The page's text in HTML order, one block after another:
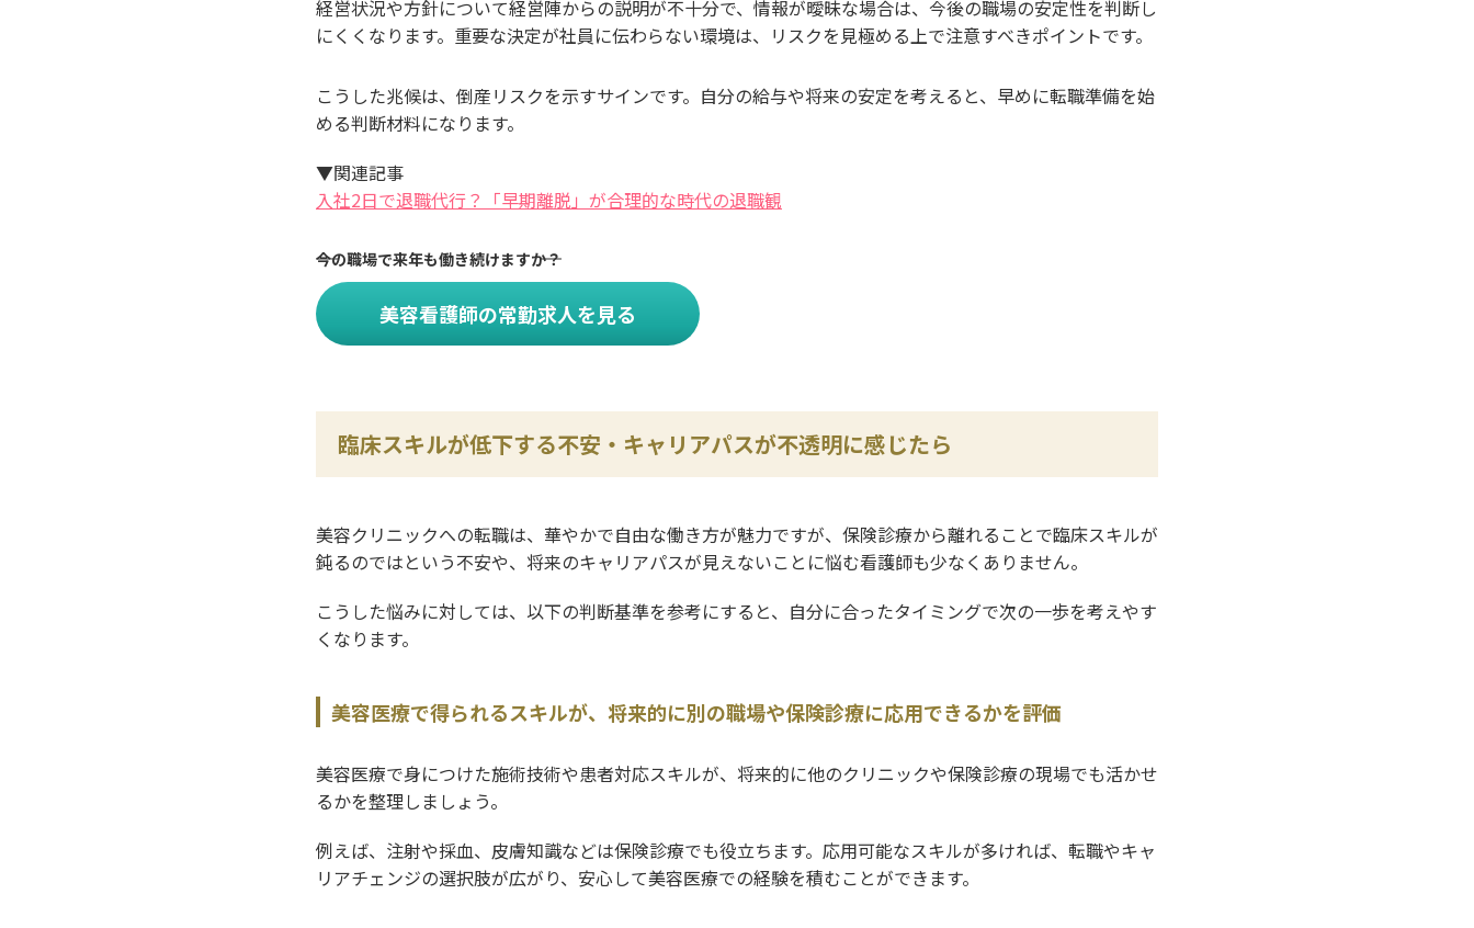
経営状況や方針について経営陣からの説明が不十分で、情報が曖昧な場合は、今後の職場の安定性を判断し
にくくなります。重要な決定が社員に伝わらない環境は、リスクを見極める上で注意すべきポイントです。
こうした兆候は、倒産リスクを示すサインです。自分の給与や将来の安定を考えると、早めに転職準備を始
める判断材料になります。
▼関連記事
入社2日で退職代行？「早期離脱」が合理的な時代の退職観
今の職場で来年も働き続けますか？
美容看護師の常勤求人を見る
臨床スキルが低下する不安・キャリアパスが不透明に感じたら
美容クリニックへの転職は、華やかで自由な働き方が魅力ですが、保険診療から離れることで臨床スキルが
鈍るのではという不安や、将来のキャリアパスが見えないことに悩む看護師も少なくありません。
こうした悩みに対しては、以下の判断基準を参考にすると、自分に合ったタイミングで次の一歩を考えやす
くなります。
美容医療で得られるスキルが、将来的に別の職場や保険診療に応用できるかを評価
美容医療で身につけた施術技術や患者対応スキルが、将来的に他のクリニックや保険診療の現場でも活かせ
るかを整理しましょう。
例えば、注射や採血、皮膚知識などは保険診療でも役立ちます。応用可能なスキルが多ければ、転職やキャ
リアチェンジの選択肢が広がり、安心して美容医療での経験を積むことができます。